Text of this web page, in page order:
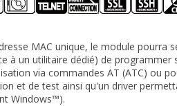
MAC unique, le module pourra
à un utilitaire dédié) de
via commandes AT (ATC) ou
et de test ainsi qu'un driver
Windows™).